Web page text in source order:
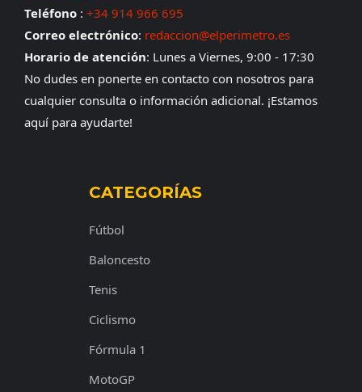
Teléfono : +34 914 966 695
Correo electrónico: redaccion@elperimetro.es
Horario de atención: Lunes a Viernes, 9:00 - 17:30
No dudes en ponerte en contacto con nosotros para
cualquier consulta o información adicional. ¡Estamos
aquí para ayudarte!
CATEGORÍAS
Fútbol
Baloncesto
Tenis
Ciclismo
Fórmula 1
MotoGP